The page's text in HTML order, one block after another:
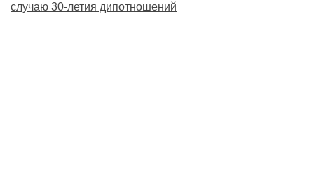
случаю 30-летия дипотношений